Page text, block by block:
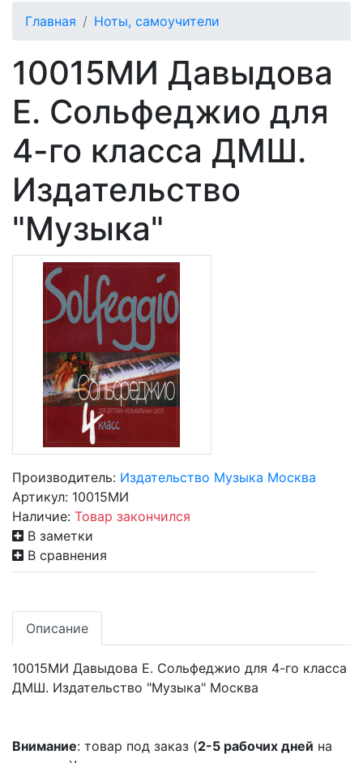
Главная Ноты, самоучители
10015МИ Давыдова
Е. Сольфеджио для
4-го класса ДМШ.
Издательство
"Музыка"
Производитель: Издательство Музыка Москва
Артикул: 10015МИ
Наличие: Товар закончился
В заметки
В сравнения
Описание
10015МИ Давыдова Е. Сольфеджио для 4-го класса
ДМШ. Издательство "Музыка" Москва
Внимание: товар под заказ (2-5 рабочих дней на